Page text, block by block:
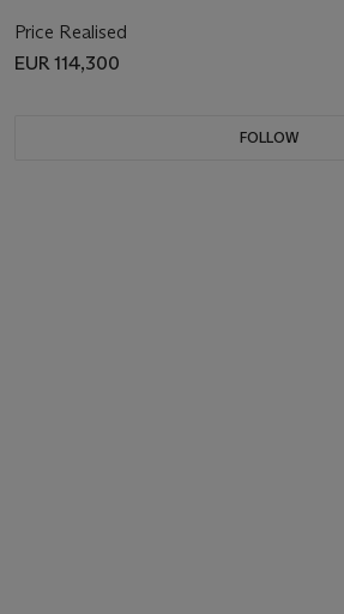
Price Realised
EUR 114,300
FOLLOW